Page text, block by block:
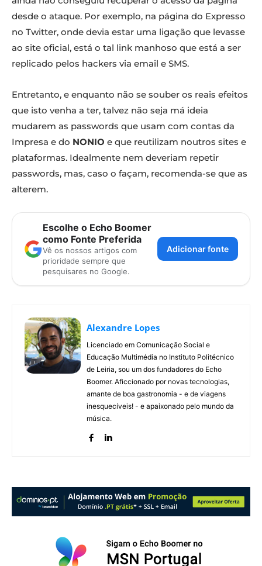
desde o ataque. Por exemplo, na página do Expresso
no Twitter, onde devia estar uma ligação que levasse
ao site oficial, está o tal link manhoso que está a ser
replicado pelos hackers via email e SMS.
Entretanto, e enquanto não se souber os reais efeitos
que isto venha a ter, talvez não seja má ideia
mudarem as passwords que usam com contas da
Impresa e do NONIO e que reutilizam noutros sites e
plataformas. Idealmente nem deveriam repetir
passwords, mas, caso o façam, recomenda-se que as
alterem.
Escolhe o Echo Boomer
como Fonte Preferida
Vê os nossos artigos com
prioridade sempre que
pesquisares no Google.
Adicionar fonte
Alexandre Lopes
Licenciado em Comunicação Social e
Educação Multimédia no Instituto Politécnico
de Leiria, sou um dos fundadores do Echo
Boomer. Aficcionado por novas tecnologias,
amante de boa gastronomia - e de viagens
inesquecíveis! - e apaixonado pelo mundo da
música.